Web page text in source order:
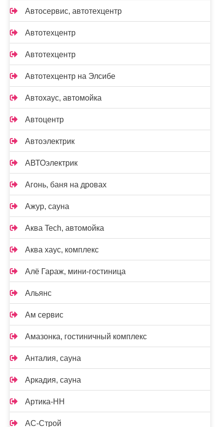
Автосервис, автотехцентр
Автотехцентр
Автотехцентр
Автотехцентр на Элсибе
Автохаус, автомойка
Автоцентр
Автоэлектрик
АВТОэлектрик
Агонь, баня на дровах
Ажур, сауна
Аква Tech, автомойка
Аква хаус, комплекс
Алё Гараж, мини-гостиница
Альянс
Ам сервис
Амазонка, гостиничный комплекс
Анталия, сауна
Аркадия, сауна
Артика-НН
АС-Строй